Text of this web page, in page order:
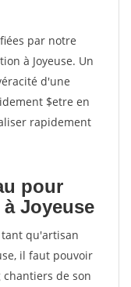
par notre
à Joyeuse. Un
d'une
$etre en
rapidement
pour
Joyeuse
qu'artisan
il faut pouvoir
de son